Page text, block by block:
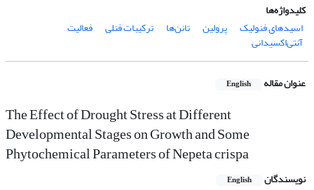
کلیدواژه‌ها
اسیدهای فنولیک
پرولین تانن‌ها ترکیبات فنلی فعالیت
آنتی‌اکسیدانی
عنوان مقاله English
The Effect of Drought Stress at Different
Developmental Stages on Growth and Some
Phytochemical Parameters of Nepeta crispa
نویسندگان English